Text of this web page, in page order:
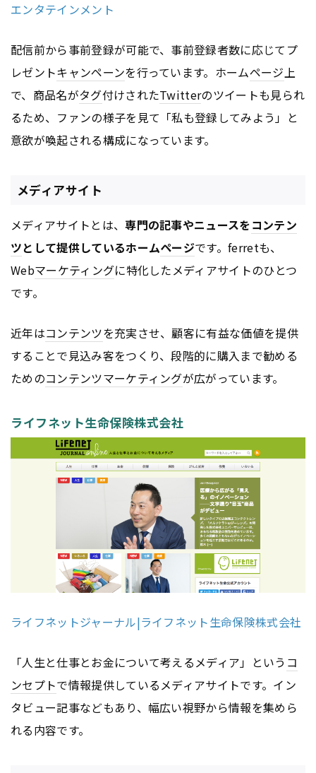
エンタテインメント
配信前から事前登録が可能で、事前登録者数に応じてプ
レゼントキャンペーンを行っています。ホームページ上
で、商品名がタグ付けされたTwitterのツイートも見られ
るため、ファンの様子を見て「私も登録してみよう」と
意欲が喚起される構成になっています。
メディアサイト
メディアサイトとは、専門の記事やニュースをコンテン
ツとして提供しているホームページです。ferretも、
Webマーケティングに特化したメディアサイトのひとつ
です。
近年はコンテンツを充実させ、顧客に有益な価値を提供
することで見込み客をつくり、段階的に購入まで勧める
ためのコンテンツマーケティングが広がっています。
ライフネット生命保険株式会社
ライフネットジャーナル|ライフネット生命保険株式会社
「人生と仕事とお金について考えるメディア」という コ
ンセプトで情報提供しているメディアサイトです。イン
タビュー記事などもあり、幅広い視野から情報を集めら
れる内容です。